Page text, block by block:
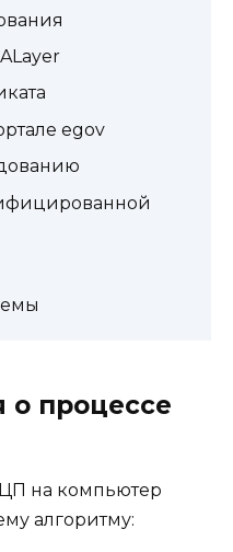
egov
процессе
на компьютер
алгоритму: